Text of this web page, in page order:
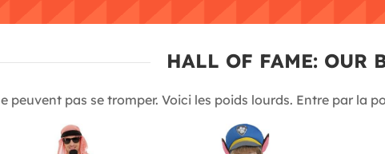
HALL OF FAME: OUR
peuvent pas se tromper. Voici les poids lourds. Entre par la